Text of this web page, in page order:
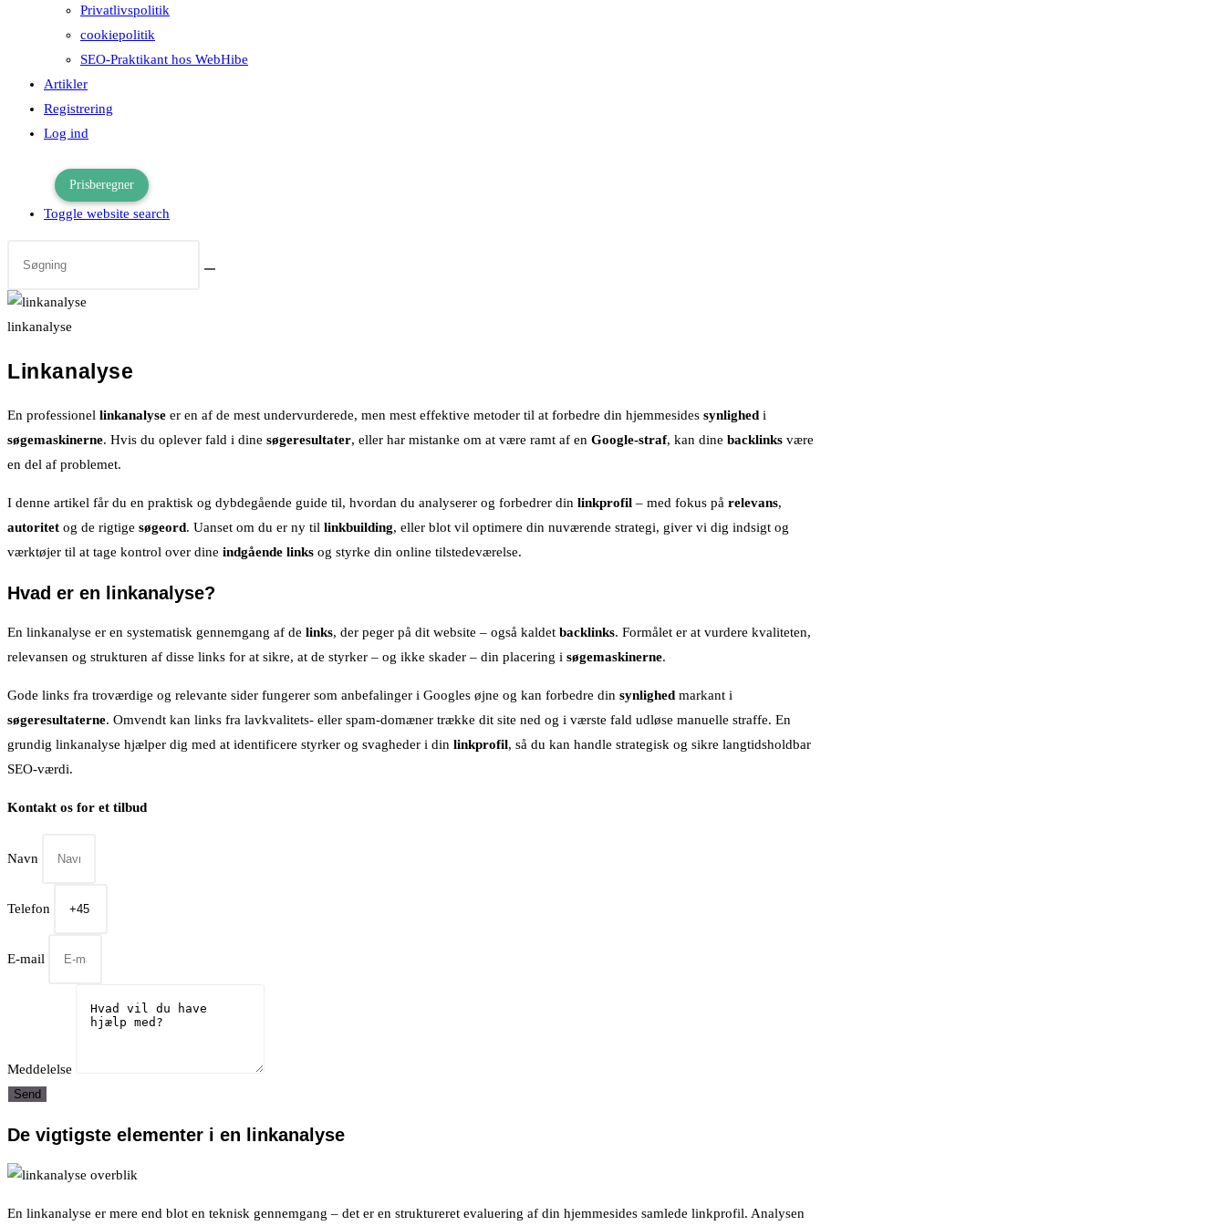
Privatlivspolitik
cookiepolitik
SEO-Praktikant hos WebHibe
Artikler
Registrering
Log ind
Prisberegner
Toggle website search
linkanalyse
Linkanalyse
En professionel linkanalyse er en af de mest undervurderede, men mest effektive metoder til at forbedre din hjemmesides synlighed i
søgemaskinerne. Hvis du oplever fald i dine søgeresultater, eller har mistanke om at være ramt af en Google-straf, kan dine backlinks være
en del af problemet.
I denne artikel får du en praktisk og dybdegående guide til, hvordan du analyserer og forbedrer din linkprofil – med fokus på relevans,
autoritet og de rigtige søgeord. Uanset om du er ny til linkbuilding, eller blot vil optimere din nuværende strategi, giver vi dig indsigt og
værktøjer til at tage kontrol over dine indgående links og styrke din online tilstedeværelse.
Hvad er en linkanalyse?
En linkanalyse er en systematisk gennemgang af de links, der peger på dit website – også kaldet backlinks. Formålet er at vurdere kvaliteten,
relevansen og strukturen af disse links for at sikre, at de styrker – og ikke skader – din placering i søgemaskinerne.
Gode links fra troværdige og relevante sider fungerer som anbefalinger i Googles øjne og kan forbedre din synlighed markant i
søgeresultaterne. Omvendt kan links fra lavkvalitets- eller spam-domæner trække dit site ned og i værste fald udløse manuelle straffe. En
grundig linkanalyse hjælper dig med at identificere styrker og svagheder i din linkprofil, så du kan handle strategisk og sikre langtidsholdbar
SEO-værdi.
Kontakt os for et tilbud
Navn
Telefon
E-mail
Meddelelse
Send
De vigtigste elementer i en linkanalyse
En linkanalyse er mere end blot en teknisk gennemgang – det er en struktureret evaluering af din hjemmesides samlede linkprofil. Analysen